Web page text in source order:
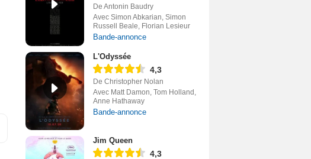
De Antonin Baudry
Avec Simon Abkarian, Simon
Russell Beale, Florian Lesieur
Bande-annonce
L'Odyssée
4,3
De Christopher Nolan
Avec Matt Damon, Tom Holland,
Anne Hathaway
Bande-annonce
Jim Queen
4,3